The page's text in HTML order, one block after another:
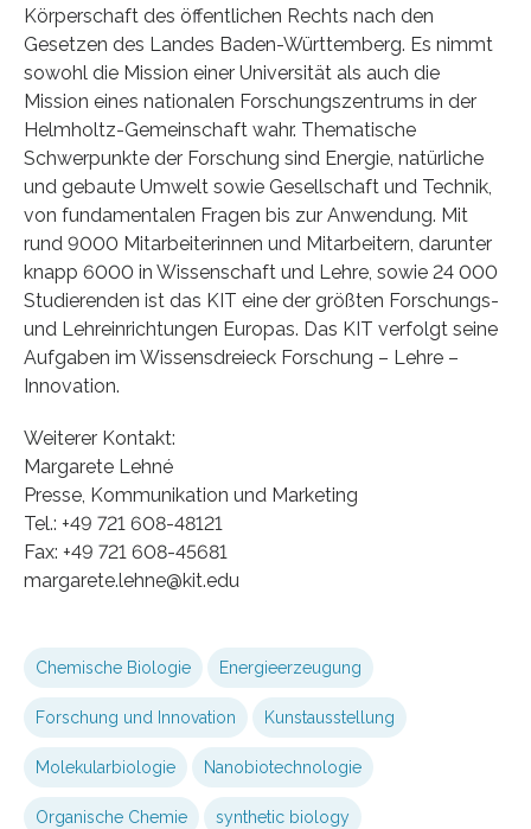
Körperschaft des öffentlichen Rechts nach den
Gesetzen des Landes Baden-Württemberg. Es nimmt
sowohl die Mission einer Universität als auch die
Mission eines nationalen Forschungszentrums in der
Helmholtz-Gemeinschaft wahr. Thematische
Schwerpunkte der Forschung sind Energie, natürliche
und gebaute Umwelt sowie Gesellschaft und Technik,
von fundamentalen Fragen bis zur Anwendung. Mit
rund 9000 Mitarbeiterinnen und Mitarbeitern, darunter
knapp 6000 in Wissenschaft und Lehre, sowie 24 000
Studierenden ist das KIT eine der größten Forschungs-
und Lehreinrichtungen Europas. Das KIT verfolgt seine
Aufgaben im Wissensdreieck Forschung – Lehre –
Innovation.
Weiterer Kontakt:
Margarete Lehné
Presse, Kommunikation und Marketing
Tel.: +49 721 608-48121
Fax: +49 721 608-45681
margarete.lehne@kit.edu
Chemische Biologie Energieerzeugung
Forschung und Innovation Kunstausstellung
Molekularbiologie Nanobiotechnologie
Organische Chemie synthetic biology